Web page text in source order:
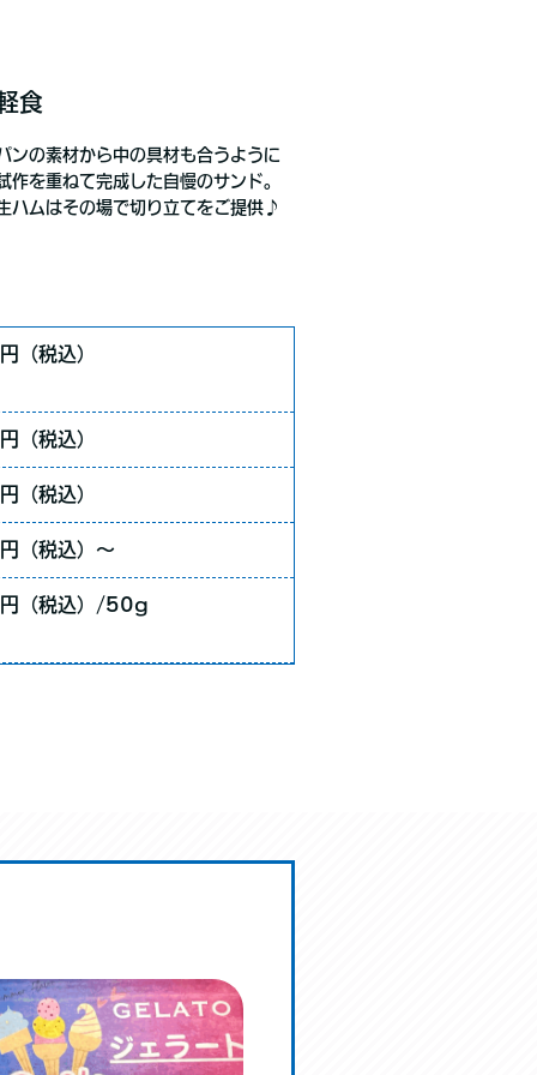
食
ンの素材から中の具材も合うように
作を重ねて完成した自慢のサンド。
ハムはその場で切り立てをご提供♪
（税込）
（税込）
（税込）
（税込）〜
（税込）/50g